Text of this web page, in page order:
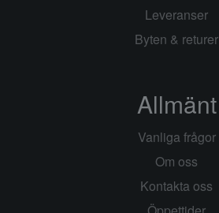
Leveranser
Byten & returer
Allmänt
Vanliga frågor
Om oss
Kontakta oss